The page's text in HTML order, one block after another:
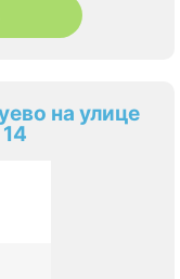
на улице